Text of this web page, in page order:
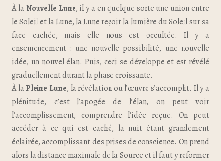
À laNouvelle Lune, il y a en quelque sorte une union entre
le Soleil et la Lune, la Lune reçoit la lumière du Soleil sur sa
face cachée, mais elle nous est occultée. Il y a
ensemencement : une nouvelle possibilité, une nouvelle
idée, un nouvel élan. Puis, ceci se développe et est révélé
graduellement durant la phase croissante.
À laPleine Lune, la révélation ou l’œuvre s’accomplit. Il y a
plénitude, c’est l’apogée de l’élan, on peut voir
l’accomplissement, comprendre l’idée reçue. On peut
accéder à ce qui est caché, la nuit étant grandement
éclairée, accomplissant des prises de conscience. On prend
alors la distance maximale de la Source et il faut y reformer